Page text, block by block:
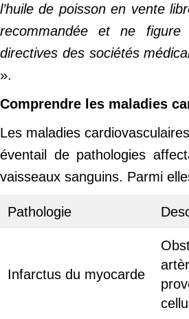
l’huile de poisson en vente
recommandée et ne
directives des sociétés
».
Comprendre les maladies
Les maladies
éventail de pathologies
vaisseaux sanguins. Parmi
Pathologie
Infarctus du myocarde